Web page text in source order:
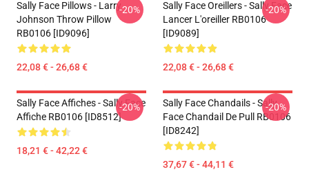
Sally Face Pillows - Larry
Johnson Throw Pillow
RB0106 [ID9096]
22,08 € - 26,68 €
-20%
Sally Face Oreillers - Sally Face
Lancer L'oreiller RB0106
[ID9089]
22,08 € - 26,68 €
-20%
Sally Face Affiches - Sally Face
Affiche RB0106 [ID8512]
18,21 € - 42,22 €
-20%
Sally Face Chandails - Sally
Face Chandail De Pull RB0106
[ID8242]
37,67 € - 44,11 €
-20%